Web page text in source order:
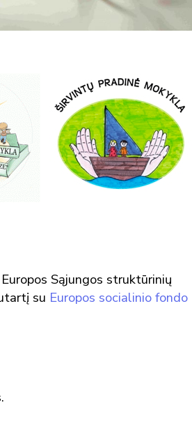
Sąjungos struktūrinių
su Europos socialinio fondo